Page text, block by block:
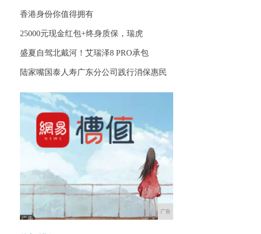
香港身份你值得拥有
25000元现金红包+终身质保，瑞虎
盛夏自驾北戴河！艾瑞泽8 PRO承包
陆家嘴国泰人寿广东分公司践行消保惠民
广告